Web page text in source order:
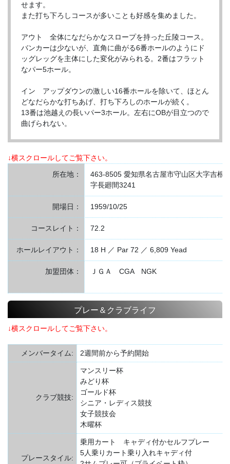
せます。
また打ち下ろしコースが多いことも好感を集めました。
アウト 全体になだらかなスロープを持った丘陵コース。
バンカーは少ないが、直角に曲がる6番ホールのようにド
ッグレッグを主体にした変化がみられる。2番はフラット
なパー5ホール。
イン アップダウンの激しい16番ホールを除いて、ほとん
どなだらかな打ちあげ、打ち下ろしのホールが続く。
13番は池越えの長いパー3ホール。左右にOBが目立つので
曲げられない。
↓横スクロールしてご覧下さい。
所在地：
463-8505 愛知県名古屋市守山区大字吉根
字長廻間3241
開場日： 1959/10/25
コースレイト： 72.2
ホールレイアウト： 18 H ／ Par 72 ／ 6,809 Yead
加盟団体： ＪＧＡ CGA NGK
プレー＆クラブライフ
↓横スクロールしてご覧下さい。
メンバータイム: 2週間前から予約開始
クラブ競技:
マンスリー杯
みどり杯
ゴールド杯
シニア・レディス競技
女子競技会
木曜杯
プレースタイル:
乗用カート キャディ付かセルフプレー
5人乗りカート乗り入れキャディ付